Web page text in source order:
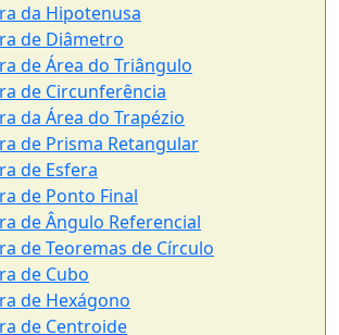
da Hipotenusa
de Diâmetro
de Área do Triângulo
de Circunferência
da Área do Trapézio
de Prisma Retangular
de Esfera
de Ponto Final
de Ângulo Referencial
de Teoremas de Círculo
de Cubo
de Hexágono
de Centroide